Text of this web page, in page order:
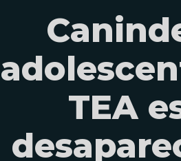
TEA